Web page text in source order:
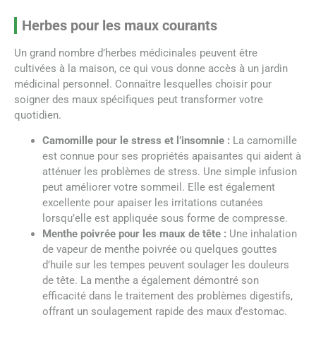
Herbes pour les maux courants
Un grand nombre d’herbes médicinales peuvent être
cultivées à la maison, ce qui vous donne accès à un jardin
médicinal personnel. Connaître lesquelles choisir pour
soigner des maux spécifiques peut transformer votre
quotidien.
Camomille pour le stress et l’insomnie : La camomille
est connue pour ses propriétés apaisantes qui aident à
atténuer les problèmes de stress. Une simple infusion
peut améliorer votre sommeil. Elle est également
excellente pour apaiser les irritations cutanées
lorsqu’elle est appliquée sous forme de compresse.
Menthe poivrée pour les maux de tête : Une inhalation
de vapeur de menthe poivrée ou quelques gouttes
d’huile sur les tempes peuvent soulager les douleurs
de tête. La menthe a également démontré son
efficacité dans le traitement des problèmes digestifs,
offrant un soulagement rapide des maux d’estomac.